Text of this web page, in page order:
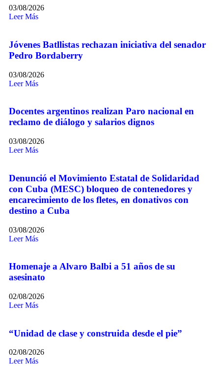
03/08/2026
Leer Más
Jóvenes Batllistas rechazan iniciativa del senador
Pedro Bordaberry
03/08/2026
Leer Más
Docentes argentinos realizan Paro nacional en
reclamo de diálogo y salarios dignos
03/08/2026
Leer Más
Denunció el Movimiento Estatal de Solidaridad
con Cuba (MESC) bloqueo de contenedores y
encarecimiento de los fletes, en donativos con
destino a Cuba
03/08/2026
Leer Más
Homenaje a Alvaro Balbi a 51 años de su
asesinato
02/08/2026
Leer Más
“Unidad de clase y construida desde el pie”
02/08/2026
Leer Más